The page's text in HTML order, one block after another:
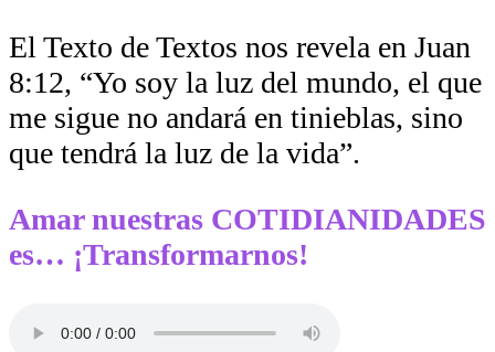
El Texto de Textos nos revela en Juan
8:12, “Yo soy la luz del mundo, el que
me sigue no andará en tinieblas, sino
que tendrá la luz de la vida”.
Amar nuestras COTIDIANIDADES
es… ¡Transformarnos!